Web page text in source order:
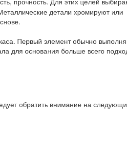
детали хромируют или
Первый элемент обычно
для основания больше всего
обратить внимание на